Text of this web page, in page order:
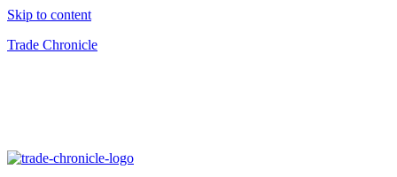
Skip to content
Trade Chronicle